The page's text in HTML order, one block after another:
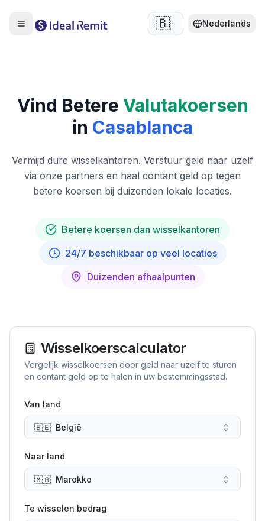
🇧🇪 Nederlands
Vind Betere Valutakoersen
in Casablanca
Vermijd dure wisselkantoren. Verstuur geld naar uzelf
via onze partners en haal contant geld op tegen
betere koersen bij duizenden lokale locaties.
Betere koersen dan wisselkantoren
24/7 beschikbaar op veel locaties
Duizenden afhaalpunten
Wisselkoerscalculator
Vergelijk wisselkoersen door geld naar uzelf te sturen
en contant geld op te halen in uw bestemmingsstad.
Van land
🇧🇪 België
Naar land
🇲🇦 Marokko
Te wisselen bedrag